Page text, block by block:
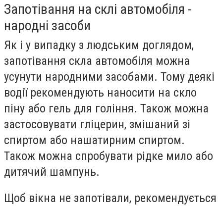
Запотівання на склі автомобіля -
народні засоби
Як і у випадку з людським доглядом,
запотівання скла автомобіля можна
усунути народними засобами. Тому деякі
водії рекомендують наносити на скло
піну або гель для гоління. Також можна
застосовувати гліцерин, змішаний зі
спиртом або нашатирним спиртом.
Також можна спробувати рідке мило або
дитячий шампунь.
Щоб вікна не запотівали, рекомендується